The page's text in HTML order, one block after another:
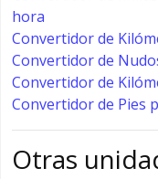
hora
Convertidor de
Convertidor de
Convertidor de
Convertidor de Pies
Otras